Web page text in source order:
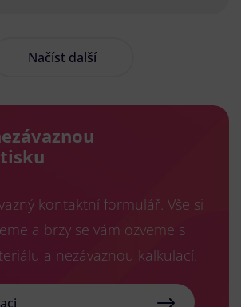
Načíst další
kontaktní formulář. Vše si
a brzy se vám ozveme s
a nezávaznou kalkulací.